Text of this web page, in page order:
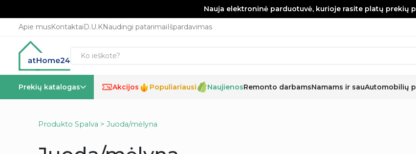
Nauja elektroninė parduotuvė, kurioje rasite platų prekių
Apie musKontaktaiD.U.KNaudingi patarimaiIšpardavimas
Prekių katalogas % Akcijos Populiariausi NaujienosRemonto darbamsNamams ir sauAutomobilių
Produkto Spalva > Juoda/mėlyna